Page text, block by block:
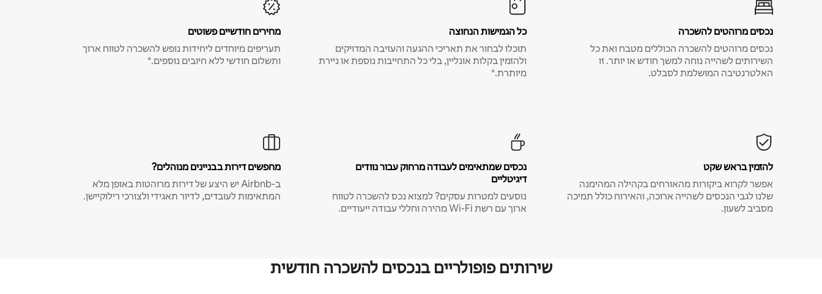
נכסים מרוהטים להשכרה
נכסים מרוהטים להשכרה הכוללים מטבח ואת כל
השירותים לשהייה נוחה למשך חודש או יותר. זו
האלטרנטיבה המושלמת לסבלט.
כל הגמישות הנחוצה
תוכלו לבחור את תאריכי ההגעה והעזיבה המדויקים
ולהזמין בקלות אונליין, בלי כל התחייבות נוספת או ניירת
מיותרת.*
מחירים חודשיים פשוטים
תעריפים מיוחדים ליחידות נופש להשכרה לטווח ארוך
ותשלום חודשי ללא חיובים נוספים.*
להזמין בראש שקט
אפשר לקרוא ביקורות מהאורחים בקהילה המהימנה
שלנו לגבי הנכסים לשהייה ארוכה, והאירוח כולל תמיכה
מסביב לשעון.
נכסים שמתאימים לעבודה מרחוק עבור נוודים
דיגיטליים
נוסעים למטרות עסקים? למצוא נכס להשכרה לטווח
ארוך עם רשת Wi-Fi מהירה וחללי עבודה ייעודיים.
מחפשים דירות בבניינים מנוהלים?
ב-Airbnb יש היצע של דירות מרוהטות באופן מלא
המתאימות לעובדים, לדיור תאגידי ולצורכי רילוקיישן.
שירותים פופולריים בנכסים להשכרה חודשית